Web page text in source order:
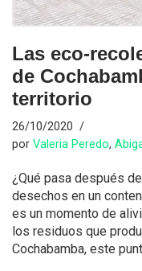
Las eco-
de
territorio​
26/10/2020
por Valeria Peredo,
¿Qué pasa después
desechos en un
es un momento de
los residuos que
Cochabamba, este